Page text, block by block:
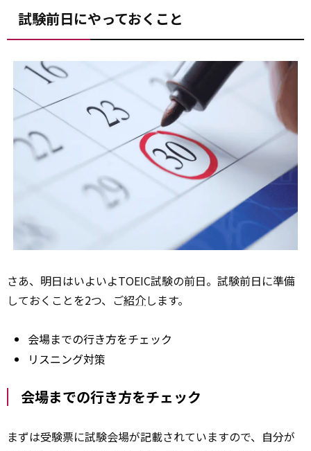
試験前日にやっておくこと
さあ、明日はいよいよTOEIC試験の前日。試験前日に準備
しておくことを2つ、ご紹介します。
会場までの行き方をチェック
リスニング対策
会場までの行き方をチェック
まずは受験票に試験会場が記載されていますので、自分が